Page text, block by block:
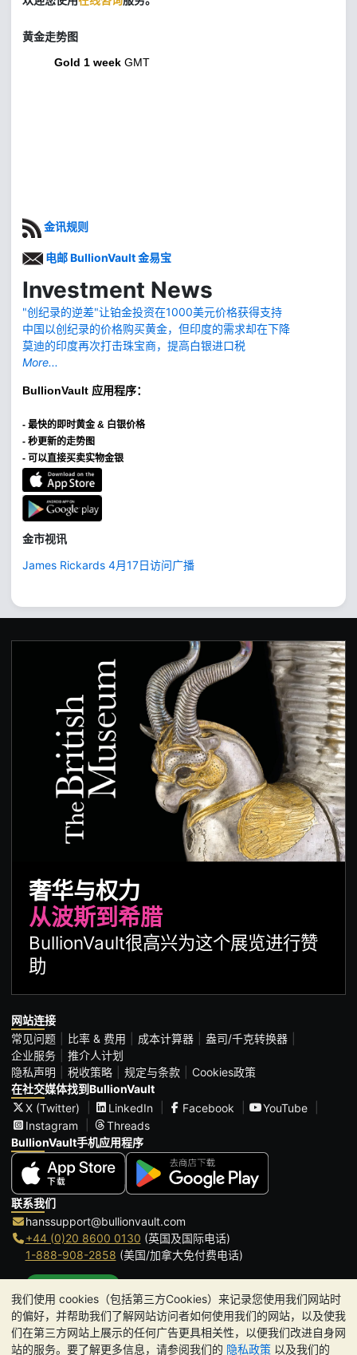
我们使用 cookies（包括第三方Cookies）来记录您使用我们网站时
的偏好，并帮助我们了解网站访问者如何使用我们的网站，以及使我
们在第三方网站上展示的任何广告更具相关性，以便我们改进自身网
站的服务。要了解更多信息，请参阅我们的 隐私政策 以及我们的
黄金走势图
Gold 1 week GMT
金讯规则
电邮 BullionVault 金易宝
Investment News
"创纪录的逆差"让铂金投资在1000美元价格获得支持
中国以创纪录的价格购买黄金，但印度的需求却在下降
莫迪的印度再次打击珠宝商，提高白银进口税
More...
BullionVault 应用程序：
- 最快的即时黄金 & 白银价格
- 秒更新的走势图
- 可以直接买卖实物金银
金市视讯
James Rickards 4月17日访问广播
奢华与权力
从波斯到希腊
BullionVault很高兴为这个展览进行赞
助
网站连接
常见问题
比率 & 费用 成本计算器
盎司/千克转换器
企业服务
推介人计划
隐私声明
税收策略 规定与条款
Cookies政策
在社交媒体找到BullionVault
X (Twitter)
LinkedIn Facebook
YouTube
Instagram
Threads
BullionVault手机应用程序
联系我们
hanssupport@bullionvault.com
+44 (0)20 8600 0130 (英国及国际电话)
1-888-908-2858 (美国/加拿大免付费电话)
办公时间:
9am to 8:30pm (英国时间), 周一至周五
Galmarley Ltd T/A BullionVault